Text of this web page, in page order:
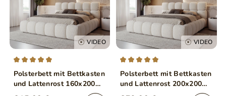
VIDEO
Polsterbett mit Bettkasten
und Lattenrost 160x200
Modo aus Bouclé-Stoff
VIDEO
Polsterbett mit Bettkasten
und Lattenrost 200x200
Modo aus Bouclé-Stoff